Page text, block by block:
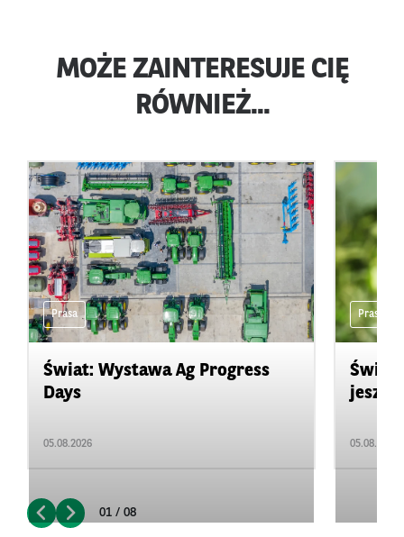
MOŻE ZAINTERESUJE CIĘ
RÓWNIEŻ...
Prasa
Świat: Wystawa Ag Progress
Days
05.08.2026
Prasa
Świat:
05.08.2026
01 / 08